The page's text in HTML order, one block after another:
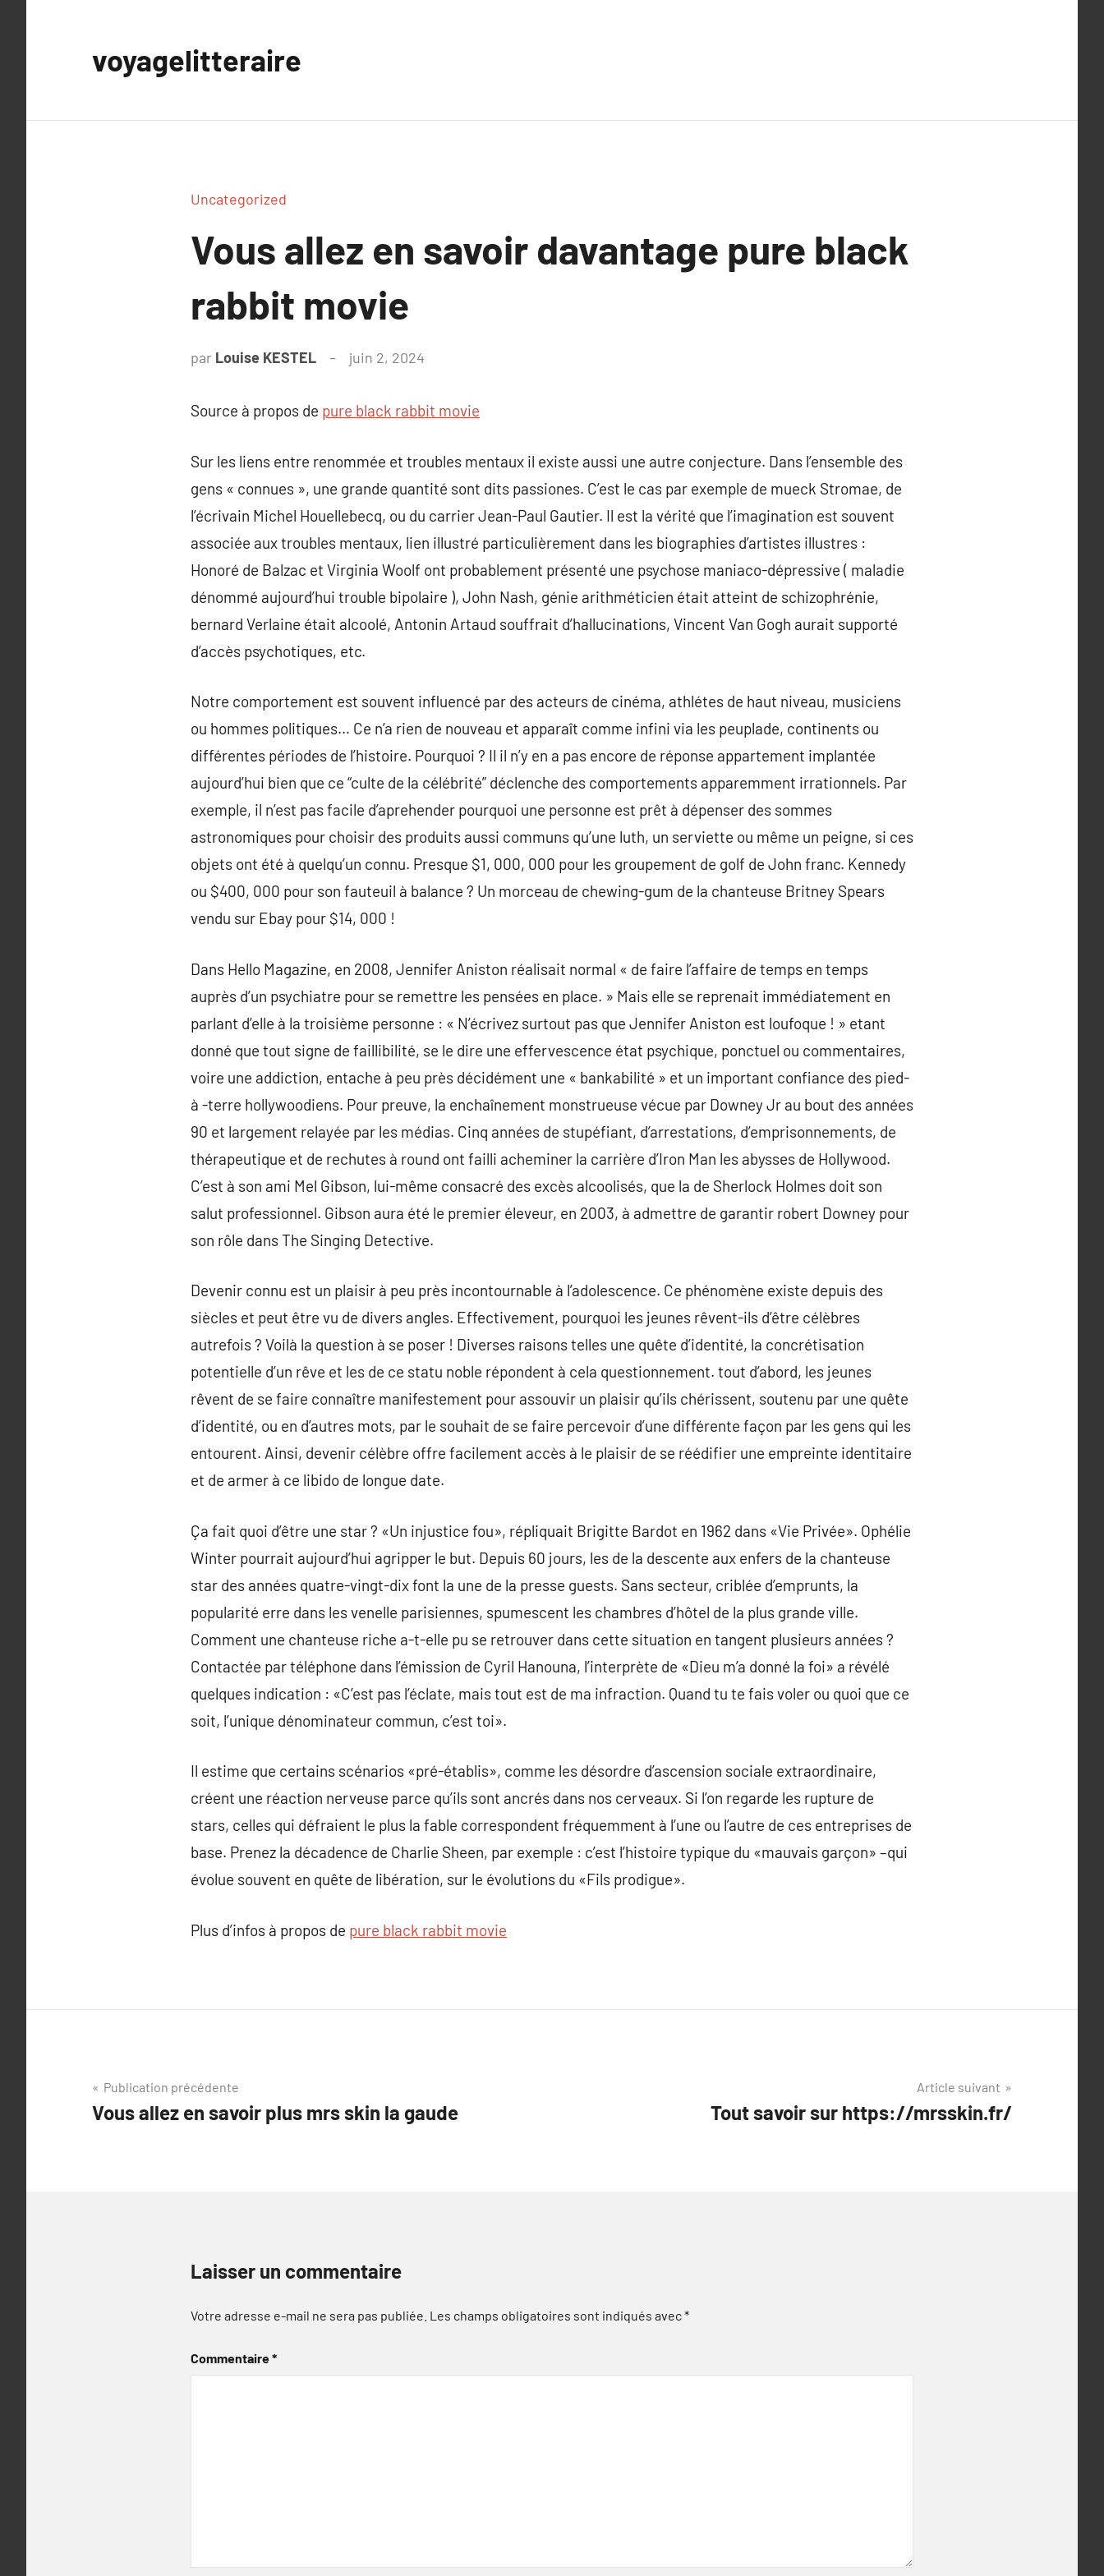
voyagelitteraire
Uncategorized
Vous allez en savoir davantage pure black
rabbit movie
par Louise KESTEL juin 2, 2024
Source à propos de pure black rabbit movie
Sur les liens entre renommée et troubles mentaux il existe aussi une autre conjecture. Dans l’ensemble des
gens « connues », une grande quantité sont dits passiones. C’est le cas par exemple de mueck Stromae, de
l’écrivain Michel Houellebecq, ou du carrier Jean-Paul Gautier. Il est la vérité que l’imagination est souvent
associée aux troubles mentaux, lien illustré particulièrement dans les biographies d’artistes illustres :
Honoré de Balzac et Virginia Woolf ont probablement présenté une psychose maniaco-dépressive ( maladie
dénommé aujourd’hui trouble bipolaire ), John Nash, génie arithméticien était atteint de schizophrénie,
bernard Verlaine était alcoolé, Antonin Artaud souffrait d’hallucinations, Vincent Van Gogh aurait supporté
d’accès psychotiques, etc.
Notre comportement est souvent influencé par des acteurs de cinéma, athlétes de haut niveau, musiciens
ou hommes politiques… Ce n’a rien de nouveau et apparaît comme infini via les peuplade, continents ou
différentes périodes de l’histoire. Pourquoi ? Il il n’y en a pas encore de réponse appartement implantée
aujourd’hui bien que ce “culte de la célébrité” déclenche des comportements apparemment irrationnels. Par
exemple, il n’est pas facile d’aprehender pourquoi une personne est prêt à dépenser des sommes
astronomiques pour choisir des produits aussi communs qu’une luth, un serviette ou même un peigne, si ces
objets ont été à quelqu’un connu. Presque $1, 000, 000 pour les groupement de golf de John franc. Kennedy
ou $400, 000 pour son fauteuil à balance ? Un morceau de chewing-gum de la chanteuse Britney Spears
vendu sur Ebay pour $14, 000 !
Dans Hello Magazine, en 2008, Jennifer Aniston réalisait normal « de faire l’affaire de temps en temps
auprès d’un psychiatre pour se remettre les pensées en place. » Mais elle se reprenait immédiatement en
parlant d’elle à la troisième personne : « N’écrivez surtout pas que Jennifer Aniston est loufoque ! » etant
donné que tout signe de faillibilité, se le dire une effervescence état psychique, ponctuel ou commentaires,
voire une addiction, entache à peu près décidément une « bankabilité » et un important confiance des pied-
à -terre hollywoodiens. Pour preuve, la enchaînement monstrueuse vécue par Downey Jr au bout des années
90 et largement relayée par les médias. Cinq années de stupéfiant, d’arrestations, d’emprisonnements, de
thérapeutique et de rechutes à round ont failli acheminer la carrière d’Iron Man les abysses de Hollywood.
C’est à son ami Mel Gibson, lui-même consacré des excès alcoolisés, que la de Sherlock Holmes doit son
salut professionnel. Gibson aura été le premier éleveur, en 2003, à admettre de garantir robert Downey pour
son rôle dans The Singing Detective.
Devenir connu est un plaisir à peu près incontournable à l’adolescence. Ce phénomène existe depuis des
siècles et peut être vu de divers angles. Effectivement, pourquoi les jeunes rêvent-ils d’être célèbres
autrefois ? Voilà la question à se poser ! Diverses raisons telles une quête d’identité, la concrétisation
potentielle d’un rêve et les de ce statu noble répondent à cela questionnement. tout d’abord, les jeunes
rêvent de se faire connaître manifestement pour assouvir un plaisir qu’ils chérissent, soutenu par une quête
d’identité, ou en d’autres mots, par le souhait de se faire percevoir d’une différente façon par les gens qui les
entourent. Ainsi, devenir célèbre offre facilement accès à le plaisir de se réédifier une empreinte identitaire
et de armer à ce libido de longue date.
Ça fait quoi d’être une star ? «Un injustice fou», répliquait Brigitte Bardot en 1962 dans «Vie Privée». Ophélie
Winter pourrait aujourd’hui agripper le but. Depuis 60 jours, les de la descente aux enfers de la chanteuse
star des années quatre-vingt-dix font la une de la presse guests. Sans secteur, criblée d’emprunts, la
popularité erre dans les venelle parisiennes, spumescent les chambres d’hôtel de la plus grande ville.
Comment une chanteuse riche a-t-elle pu se retrouver dans cette situation en tangent plusieurs années ?
Contactée par téléphone dans l’émission de Cyril Hanouna, l’interprète de «Dieu m’a donné la foi» a révélé
quelques indication : «C’est pas l’éclate, mais tout est de ma infraction. Quand tu te fais voler ou quoi que ce
soit, l’unique dénominateur commun, c’est toi».
Il estime que certains scénarios «pré-établis», comme les désordre d’ascension sociale extraordinaire,
créent une réaction nerveuse parce qu’ils sont ancrés dans nos cerveaux. Si l’on regarde les rupture de
stars, celles qui défraient le plus la fable correspondent fréquemment à l’une ou l’autre de ces entreprises de
base. Prenez la décadence de Charlie Sheen, par exemple : c’est l’histoire typique du «mauvais garçon» –qui
évolue souvent en quête de libération, sur le évolutions du «Fils prodigue».
Plus d’infos à propos de pure black rabbit movie
Navigation
de
Publication précédente
Vous allez en savoir plus mrs skin la gaude
Article suivant
Tout savoir sur https://mrsskin.fr/
Laisser un commentaire
Votre adresse e-mail ne sera pas publiée. Les champs obligatoires sont indiqués avec*
Commentaire*